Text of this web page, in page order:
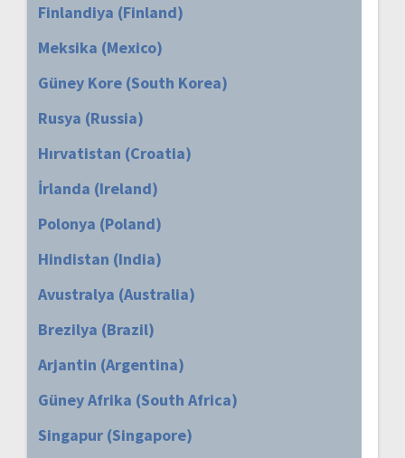
Finlandiya (Finland)
Meksika (Mexico)
Güney Kore (South Korea)
Rusya (Russia)
Hırvatistan (Croatia)
İrlanda (Ireland)
Polonya (Poland)
Hindistan (India)
Avustralya (Australia)
Brezilya (Brazil)
Arjantin (Argentina)
Güney Afrika (South Africa)
Singapur (Singapore)